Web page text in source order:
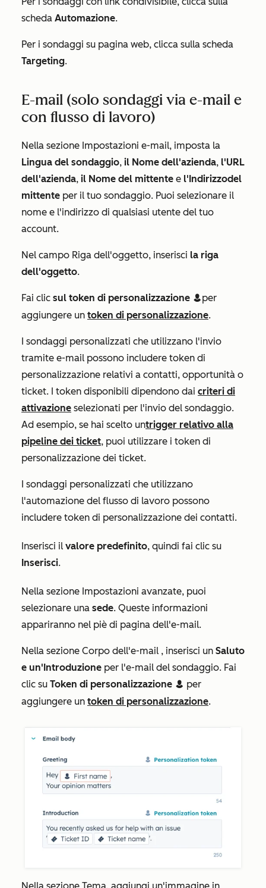
scheda Automazione.
Per i sondaggi su pagina web, clicca sulla scheda
Targeting.
E-mail (solo sondaggi via e-mail e
con flusso di lavoro)
Nella sezione Impostazioni e-mail, imposta la
Lingua del sondaggio, il Nome dell'azienda, l'URL
dell'azienda, il Nome del mittente e l'Indirizzodel
mittente per il tuo sondaggio. Puoi selezionare il
nome e l'indirizzo di qualsiasi utente del tuo
account.
Nel campo Riga dell'oggetto, inserisci la riga
dell'oggetto.
Fai clic sul token di personalizzazione contactsper
aggiungere un token di personalizzazione.
I sondaggi personalizzati che utilizzano l'invio
tramite e-mail possono includere token di
personalizzazione relativi a contatti, opportunità o
ticket. I token disponibili dipendono dai criteri di
attivazione selezionati per l'invio del sondaggio.
Ad esempio, se hai scelto untrigger relativo alla
pipeline dei ticket, puoi utilizzare i token di
personalizzazione dei ticket.
I sondaggi personalizzati che utilizzano
l'automazione del flusso di lavoro possono
includere token di personalizzazione dei contatti.
Inserisci il valore predefinito, quindi fai clic su
Inserisci.
Nella sezione Impostazioni avanzate, puoi
selezionare una sede. Queste informazioni
appariranno nel piè di pagina dell'e-mail.
Nella sezione Corpo dell'e-mail , inserisci un Saluto
e un'Introduzione per l'e-mail del sondaggio. Fai
clic su Token di personalizzazione contacts per
aggiungere un token di personalizzazione.